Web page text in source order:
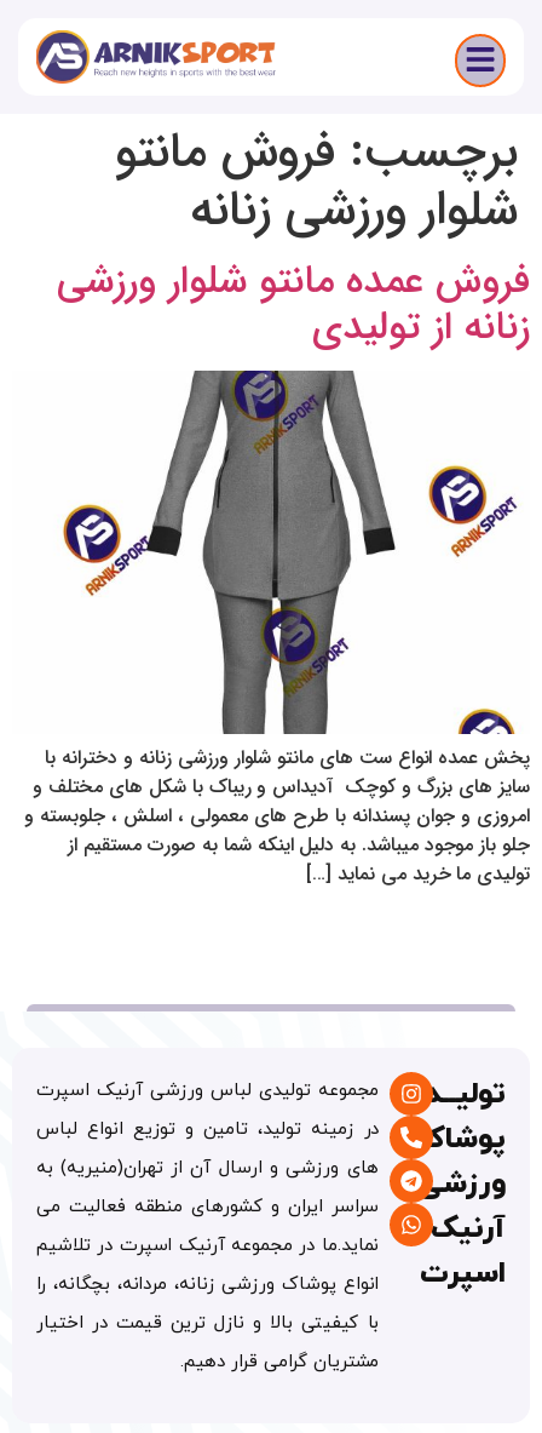
برچسب: فروش مانتو
شلوار ورزشی زنانه
فروش عمده مانتو شلوار ورزشی
زنانه از تولیدی
پخش عمده انواع ست های مانتو شلوار ورزشی زنانه و دخترانه با
سایز های بزرگ و کوچک آدیداس و ریباک با شکل های مختلف و
امروزی و جوان پسندانه با طرح های معمولی ، اسلش ، جلوبسته و
جلو باز موجود میباشد. به دلیل اینکه شما به صورت مستقیم از
تولیدی ما خرید می نماید […]
تولیــدی
پوشاک
ورزشی
آرنیک
اسپرت
مجموعه تولیدی لباس ورزشی آرنیک اسپرت
در زمینه تولید، تامین و توزیع انواع لباس
های ورزشی و ارسال آن از تهران(منیریه) به
سراسر ایران و کشورهای منطقه فعالیت می
نماید.ما در مجموعه آرنیک اسپرت در تلاشیم
انواع پوشاک ورزشی زنانه، مردانه، بچگانه، را
با کیفیتی بالا و نازل ترین قیمت در اختیار
مشتریان گرامی قرار دهیم.